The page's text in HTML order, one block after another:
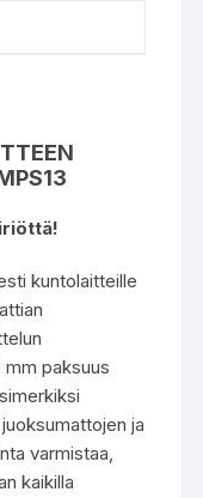
kuntolaitteille
mm paksuus
ja
varmistaa,
kaikilla